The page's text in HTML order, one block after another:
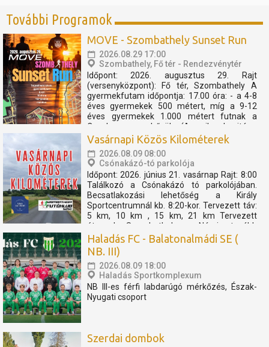
További Programok
MOVE - Szombathely Sunset Run
2026.08.29 17:00
Szombathely, Fő tér - Rendezvénytér
Időpont: 2026. augusztus 29. Rajt
(versenyközpont): Fő tér, Szombathely A
gyermekfutam időpontja: 17.00 óra: - a 4-8
éves gyermekek 500 métert, míg a 9-12
éves gyermekek 1.000 métert futnak a
Cosplay szuperhősök (Amerika kapitány,
Thor, Pókember, Venom) műsorát, és a velük
való közös bemelegítést követően....
Vasárnapi Közös Kilométerek
2026.08.09 08:00
Csónakázó-tó parkolója
Időpont: 2026. június 21. vasárnap Rajt: 8:00
Találkozó a Csónakázó tó parkolójában.
Becsatlakozási lehetőség a Király
Sportcentrumnál kb. 8:20-kor. Tervezett táv:
5 km, 10 km , 15 km, 21 km Tervezett
útvonal: Szombathely - Nárai -tovább
Pornóapáti felé, féltávnál fordulással. A
rövidebb távok féltávnál...
Haladás FC - Balatonalmádi SE (
NB. III)
2026.08.09 18:00
Haladás Sportkomplexum
NB III-es férfi labdarúgó mérkőzés, Észak-
Nyugati csoport
Szerdai dombok